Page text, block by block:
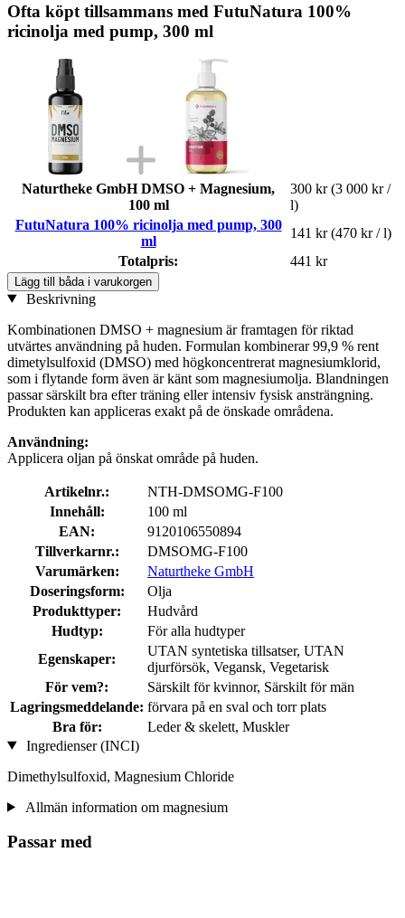
Ofta köpt tillsammans med FutuNatura 100%
ricinolja med pump, 300 ml
Naturtheke GmbH DMSO + Magnesium,
100 ml
300 kr (3 000 kr /
l)
FutuNatura 100% ricinolja med pump, 300
ml
141 kr (470 kr / l)
Totalpris:
441 kr
Lägg till båda i varukorgen
Beskrivning
Kombinationen DMSO + magnesium är framtagen för riktad
utvärtes användning på huden. Formulan kombinerar 99,9 % rent
dimetylsulfoxid (DMSO) med högkoncentrerat magnesiumklorid,
som i flytande form även är känt som magnesiumolja. Blandningen
passar särskilt bra efter träning eller intensiv fysisk ansträngning.
Produkten kan appliceras exakt på de önskade områdena.
Användning:
Applicera oljan på önskat område på huden.
Artikelnr.:
NTH-DMSOMG-F100
Innehåll:
100 ml
EAN:
9120106550894
Tillverkarnr.:
DMSOMG-F100
Varumärken:
Naturtheke GmbH
Doseringsform:
Olja
Produkttyper:
Hudvård
Hudtyp:
För alla hudtyper
Egenskaper:
UTAN syntetiska tillsatser, UTAN
djurförsök, Vegansk, Vegetarisk
För vem?:
Särskilt för kvinnor, Särskilt för män
Lagringsmeddelande: förvara på en sval och torr plats
Bra för:
Leder & skelett, Muskler
Ingredienser (INCI)
Dimethylsulfoxid, Magnesium Chloride
Allmän information om magnesium
Passar med